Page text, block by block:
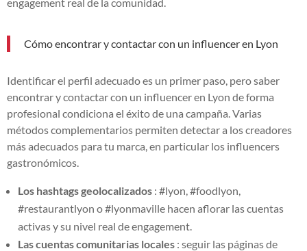
Cómo encontrar y contactar con un influencer en Lyon
Identificar el perfil adecuado es un primer paso, pero saber
encontrar y contactar con un influencer en Lyon de forma
profesional condiciona el éxito de una campaña. Varias
métodos complementarios permiten detectar a los creadores
más adecuados para tu marca, en particular los influencers
gastronómicos.
Los hashtags geolocalizados : #lyon, #foodlyon,
#restaurantlyon o #lyonmaville hacen aflorar las cuentas
activas y su nivel real de engagement.
Las cuentas comunitarias locales : seguir las páginas de